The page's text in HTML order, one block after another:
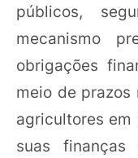
públicos,
mecanismo
obrigações
meio de prazos
agricultores em
suas